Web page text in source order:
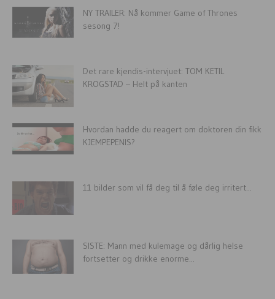
NY TRAILER: Nå kommer Game of Thrones
sesong 7!
Det rare kjendis-intervjuet: TOM KETIL
KROGSTAD – Helt på kanten
Hvordan hadde du reagert om doktoren din fikk
KJEMPEPENIS?
11 bilder som vil få deg til å føle deg irritert...
SISTE: Mann med kulemage og dårlig helse
fortsetter og drikke enorme...